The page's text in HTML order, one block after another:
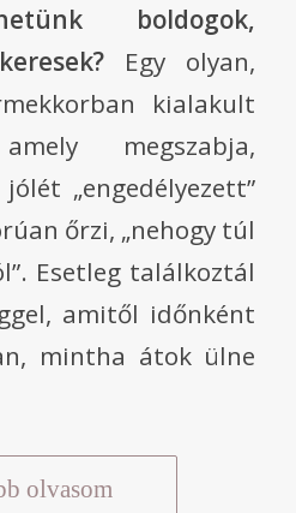
boldogok,
Egy olyan,
kialakult
megszabja,
„engedélyezett”
őrzi, „nehogy túl
Esetleg találkoztál
amitől időnként
mintha átok ülne
olvasom